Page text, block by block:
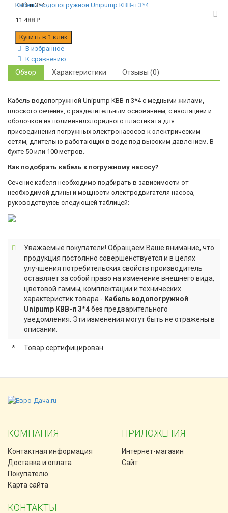
Кабель водопогружной Unipump КВВ-п 3*4
11 488 ₽
В избранное
К сравнению
Обзор Характеристики Отзывы (0)
Кабель водопогружной Unipump КВВ-п 3*4 с медными жилами,
плоского сечения, с разделительным основанием, с изоляцией и
оболочкой из поливинилхлоридного пластиката для
присоединения погружных электронасосов к электрическим
сетям, длительно работающих в воде под высоким давлением. В
бухте 50 или 100 метров.
Как подобрать кабель к погружному насосу?
Сечение кабеля необходимо подбирать в зависимости от
необходимой длины и мощности электродвигателя насоса,
руководствуясь следующей таблицей:
Уважаемые покупатели! Обращаем Ваше внимание, что
продукция постоянно совершенствуется и в целях
улучшения потребительских свойств производитель
оставляет за собой право на изменение внешнего вида,
цветовой гаммы, комплектации и технических
характеристик товара - Кабель водопогружной
Unipump КВВ-п 3*4без предварительного
уведомления. Эти изменения могут быть не отражены в
описании.
* Товар сертифицирован.
КОМПАНИЯ
Контактная информация
Доставка и оплата
Покупателю
Карта сайта
ПРИЛОЖЕНИЯ
Интернет-магазин
Сайт
КОНТАКТЫ